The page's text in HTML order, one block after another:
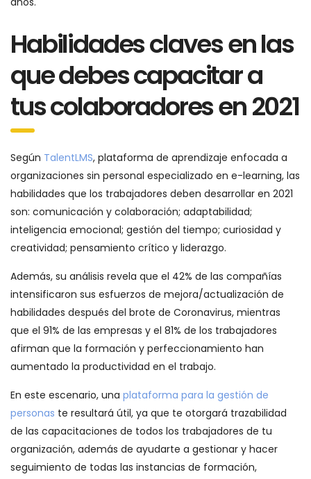
Habilidades claves en las
que debes capacitar a
tus colaboradores en 2021
Según TalentLMS, plataforma de aprendizaje enfocada a
organizaciones sin personal especializado en e-learning, las
habilidades que los trabajadores deben desarrollar en 2021
son: comunicación y colaboración; adaptabilidad;
inteligencia emocional; gestión del tiempo; curiosidad y
creatividad; pensamiento crítico y liderazgo.
Además, su análisis revela que el 42% de las compañías
intensificaron sus esfuerzos de mejora/actualización de
habilidades después del brote de Coronavirus, mientras
que el 91% de las empresas y el 81% de los trabajadores
afirman que la formación y perfeccionamiento han
aumentado la productividad en el trabajo.
En este escenario, una plataforma para la gestión de
personas te resultará útil, ya que te otorgará trazabilidad
de las capacitaciones de todos los trabajadores de tu
organización, además de ayudarte a gestionar y hacer
seguimiento de todas las instancias de formación,